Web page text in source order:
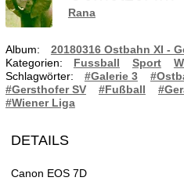
Rana
Album:
20180316 Ostbahn XI -
Kategorien:
Fussball Sport
Schlagwörter:
#Galerie 3
#Gersthofer SV
#Fußball
#Wiener Liga
DETAILS
Canon EOS 7D